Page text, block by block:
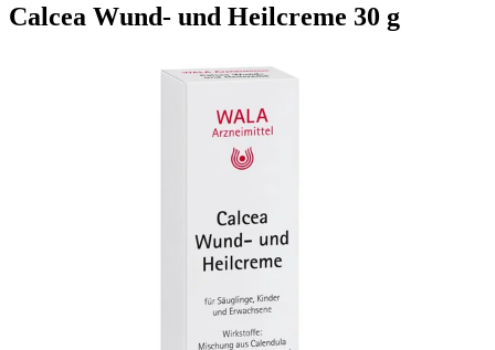
Calcea Wund- und Heilcreme 30 g